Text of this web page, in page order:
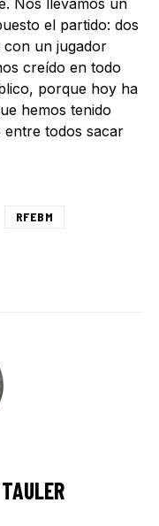
el partido: dos
con un jugador
creído en todo
porque hoy ha
hemos tenido
entre todos sacar
RFEBM